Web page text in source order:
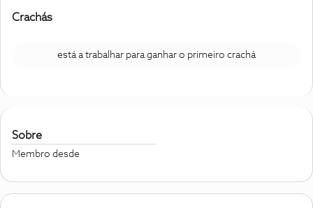
Crachás
está a trabalhar para ganhar o primeiro crachá
Sobre
Membro desde